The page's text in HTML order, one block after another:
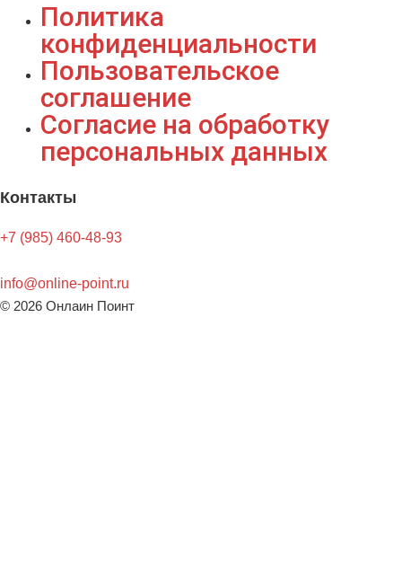
Политика
конфиденциальности
Пользовательское
соглашение
Согласие на обработку
персональных данных
Контакты
+7 (985) 460-48-93
info@online-point.ru
© 2026 Онлаин Поинт